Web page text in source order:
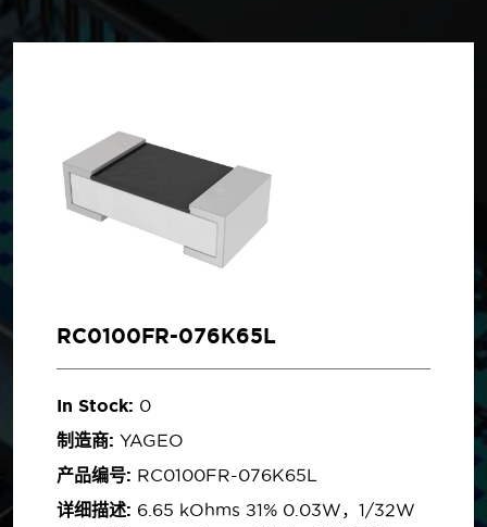
RC0100FR-076K65L
In Stock: 0
制造商: YAGEO
产品编号: RC0100FR-076K65L
详细描述: 6.65 kOhms ±1% 0.03W，1/32W